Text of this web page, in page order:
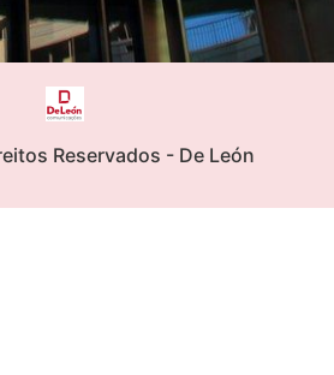
Reservados - De León